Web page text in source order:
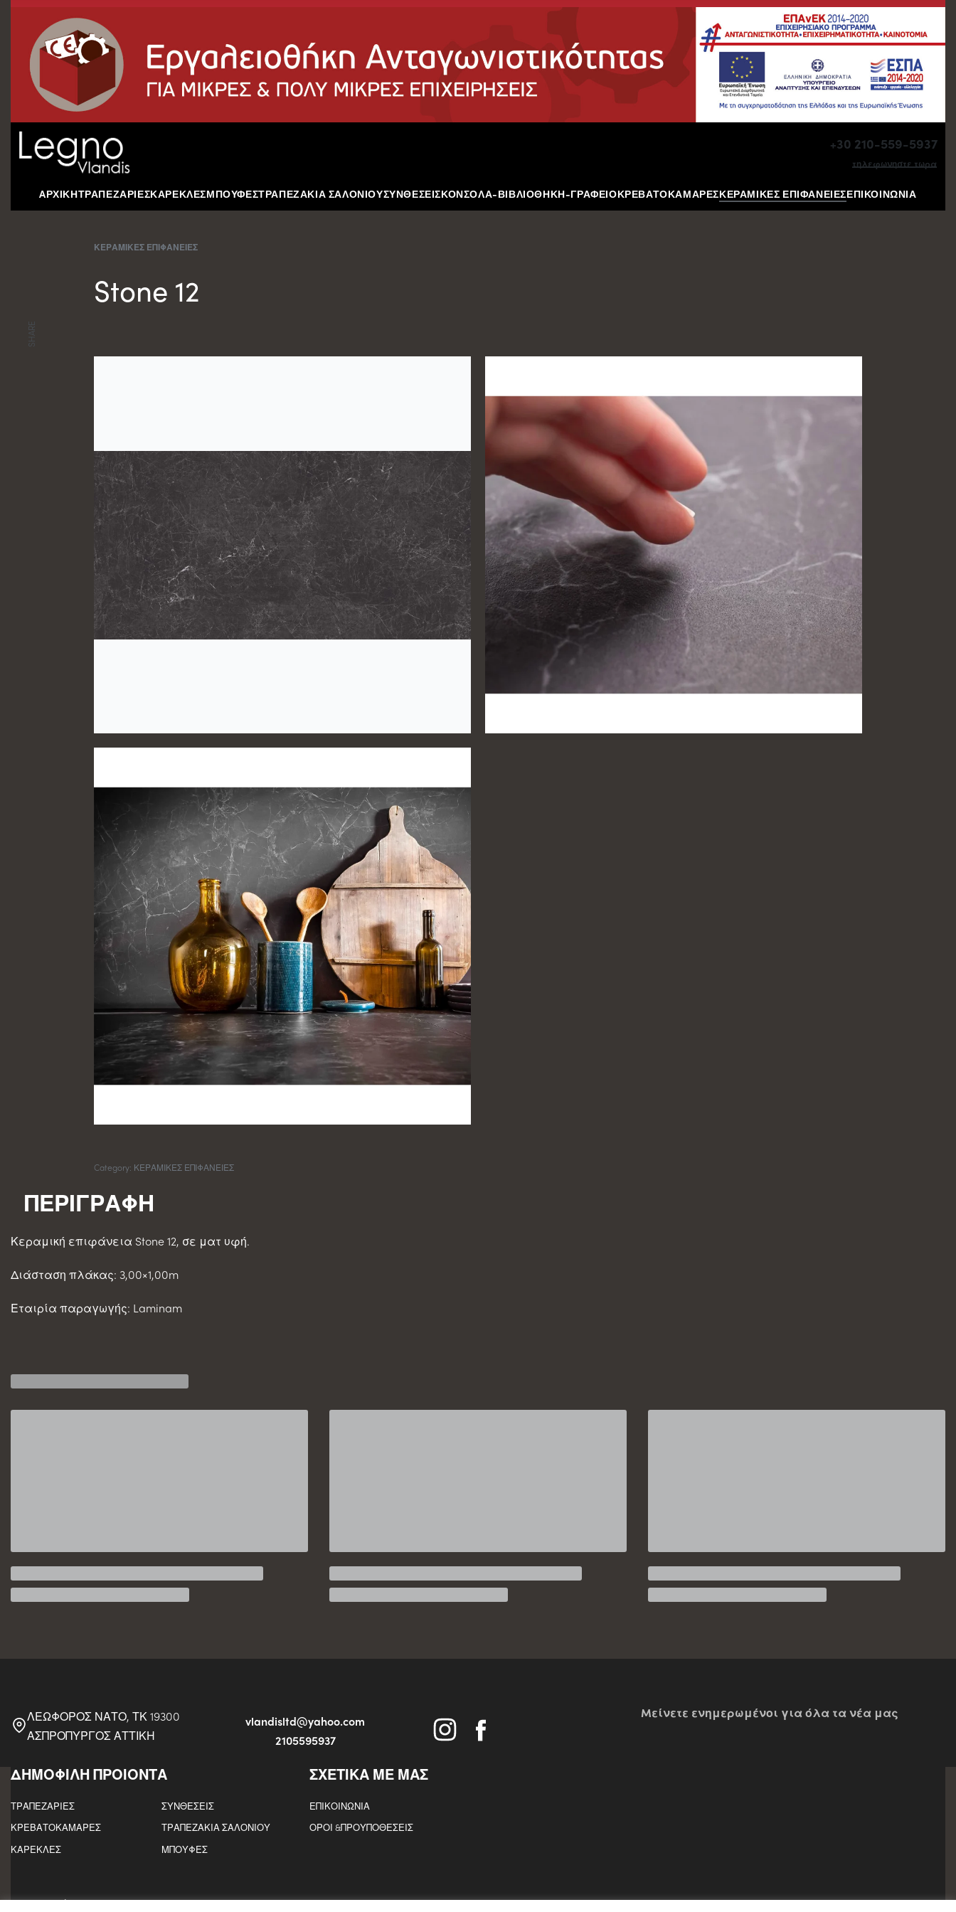
+30 210-559-5937
τηλεφωνηστε τωρα
AΡΧΙΚΗΤΡΑΠΕΖΑΡΙΕΣΚΑΡΕΚΛΕΣΜΠΟΥΦΕΣΤΡΑΠΕΖΑΚΙΑ ΣΑΛΟΝΙΟΥΣΥΝΘΕΣΕΙΣΚΟΝΣΟΛΑ-ΒΙΒΛΙΟΘΗΚΗ-ΓΡΑΦΕΙΟΚΡΕΒΑΤΟΚΑΜΑΡΕΣΚΕΡΑΜΙΚΕΣ ΕΠΙΦΑΝΕΙΕΣΕΠΙΚΟΙΝΩΝΙΑ
ΚΕΡΑΜΙΚΕΣ ΕΠΙΦΑΝΕΙΕΣ
Stone 12
Category: ΚΕΡΑΜΙΚΕΣ ΕΠΙΦΑΝΕΙΕΣ
SHARE
Κεραμική επιφάνεια Stone 12, σε ματ υφή.
Διάσταση πλάκας: 3,00×1,00m
Εταιρία παραγωγής: Laminam
ΛΕΩΦΟΡΟΣ ΝΑΤΟ, ΤΚ 19300
ΑΣΠΡΟΠΥΡΓΟΣ ΑΤΤΙΚΗ
vlandisltd@yahoo.com
2105595937
Mείνετε ενημερωμένοι για όλα τα νέα μας
ΔΗΜΟΦΙΛΗ ΠΡΟΙΟΝΤΑ
ΤΡΑΠΕΖΑΡΙΕΣ
ΣΥΝΘΕΣΕΙΣ
ΚΡΕΒΑΤΟΚΑΜΑΡΕΣ
ΤΡΑΠΕΖΑΚΙΑ ΣΑΛΟΝΙΟΥ
ΚΑΡΕΚΛΕΣ
ΜΠΟΥΦΕΣ
ΣΧΕΤΙΚΑ ΜΕ ΜΑΣ
ΕΠΙΚΟΙΝΩΝΙΑ
ΟΡΟΙ &ΠΡΟΥΠΟΘΕΣΕΙΣ
© Copyright 2021VLANDIS LEGNO